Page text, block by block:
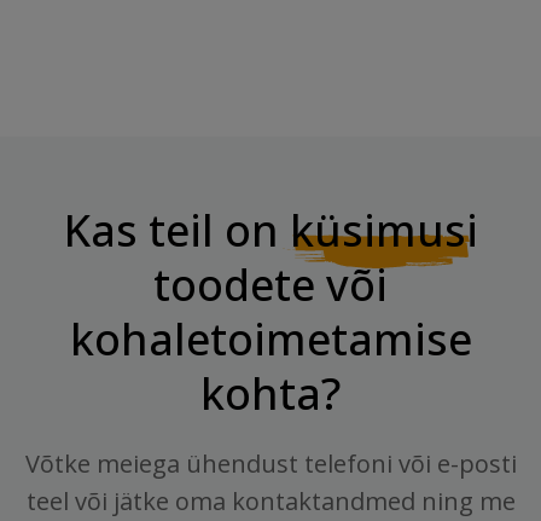
Kas teil on küsimusi
toodete või
kohaletoimetamise
kohta?
Võtke meiega ühendust telefoni või e-posti
teel või jätke oma kontaktandmed ning me